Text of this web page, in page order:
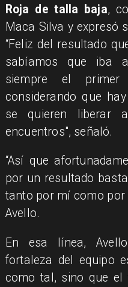
Roja de talla baja,
Maca Silva y expresó
“Feliz del resultado
sabíamos que iba
siempre el primer
considerando que
se quieren liberar
encuentros", señaló.
“Así que
por un resultado
tanto por mí como por
Avello.
En esa línea,
fortaleza del equipo
como tal, sino que el